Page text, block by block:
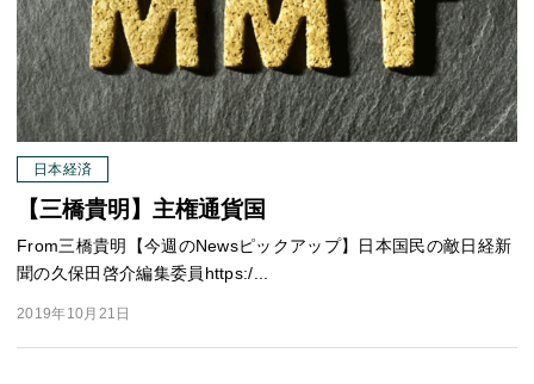
日本経済
【三橋貴明】主権通貨国
From三橋貴明【今週のNewsピックアップ】日本国民の敵日経新
聞の久保田啓介編集委員https:/...
2019年10月21日